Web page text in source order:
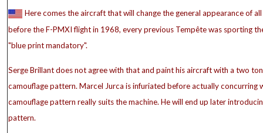
Here comes the aircraft that will change the general appearance of
before the F-PMXI flight in 1968, every previous Tempête was sporting
"blue print mandatory".
Serge Brillant does not agree with that and paint his aircraft with a two
camouflage pattern. Marcel Jurca is infuriated before actually concurring
camouflage pattern really suits the machine. He will end up later
pattern.